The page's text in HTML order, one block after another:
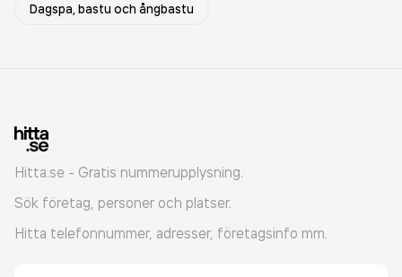
Dagspa, bastu och ångbastu
Hitta.se - Gratis nummerupplysning.
Sök företag, personer och platser.
Hitta telefonnummer, adresser, företagsinfo mm.